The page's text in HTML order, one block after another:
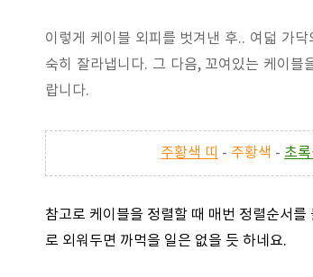
이렇게 케이블 외피를 벗겨낸 후.. 여덟 가
숙히 잘라냅니다. 그 다음, 꼬여있는 케이
랍니다.
주황색 띠 - 주황색 - 초
참고로 케이블을 정렬할 때 매번 정렬순서
로 외워두면 까먹을 일은 없을 듯 하네요.